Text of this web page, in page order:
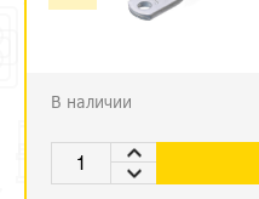
В наличии